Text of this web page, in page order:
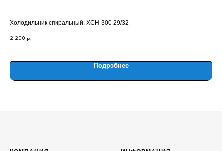
Холодильник спиральный, ХСН-300-29/32
2 200 р.
Подробнее